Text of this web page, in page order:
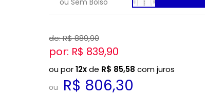
de: R$889,90
por: R$ 839,90
ou por12xde R$ 85,58 com juros
ou R$ 806,30